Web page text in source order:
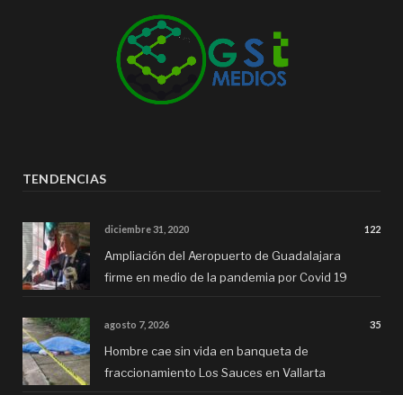
TENDENCIAS
diciembre 31, 2020 122
Ampliación del Aeropuerto de Guadalajara
firme en medio de la pandemia por Covid 19
agosto 7, 2026 35
Hombre cae sin vida en banqueta de
fraccionamiento Los Sauces en Vallarta